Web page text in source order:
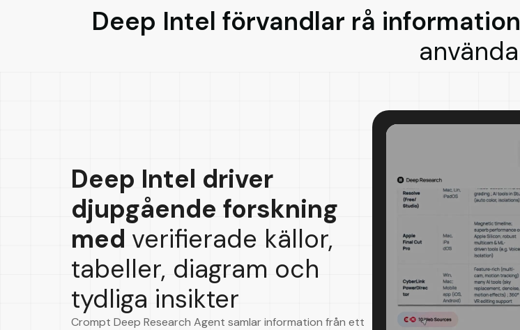
Deep Intel förvandlar rå information
använda
Deep Intel driver
djupgående forskning
med verifierade källor,
tabeller, diagram och
tydliga insikter
Crompt Deep Research Agent samlar information från ett